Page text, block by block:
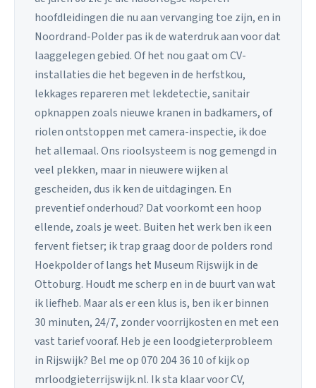
hoofdleidingen die nu aan vervanging toe zijn, en in
Noordrand-Polder pas ik de waterdruk aan voor dat
laaggelegen gebied. Of het nou gaat om CV-
installaties die het begeven in de herfstkou,
lekkages repareren met lekdetectie, sanitair
opknappen zoals nieuwe kranen in badkamers, of
riolen ontstoppen met camera-inspectie, ik doe
het allemaal. Ons rioolsysteem is nog gemengd in
veel plekken, maar in nieuwere wijken al
gescheiden, dus ik ken de uitdagingen. En
preventief onderhoud? Dat voorkomt een hoop
ellende, zoals je weet. Buiten het werk ben ik een
fervent fietser; ik trap graag door de polders rond
Hoekpolder of langs het Museum Rijswijk in de
Ottoburg. Houdt me scherp en in de buurt van wat
ik liefheb. Maar als er een klus is, ben ik er binnen
30 minuten, 24/7, zonder voorrijkosten en met een
vast tarief vooraf. Heb je een loodgieterprobleem
in Rijswijk? Bel me op 070 204 36 10 of kijk op
mrloodgieterrijswijk.nl. Ik sta klaar voor CV,